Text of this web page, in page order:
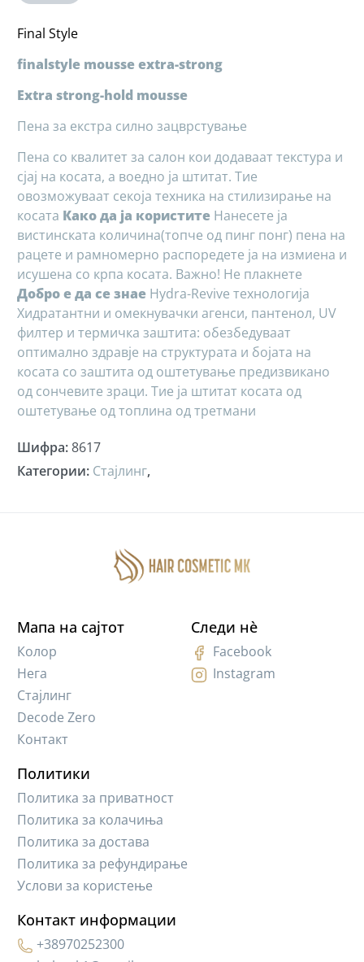
Final Style
finalstyle mousse extra-strong
Extra strong-hold mousse
Пена за екстра силно зацврстување
Пена со квалитет за салон кои додаваат текстура и
сјај на косата, а воедно ја штитат. Тие
овозможуваат секоја техника на стилизирање на
косата Како да ја користите Нанесете ја
вистинската количина(топче од пинг понг) пена на
рацете и рамномерно распоредете ја на измиена и
исушена со крпа косата. Важно! Не плакнете
Добро е да се знае Hydra-Revive технологија
Хидратантни и омекнувачки агенси, пантенол, UV
филтер и термичка заштита: обезбедуваат
оптимално здравје на структурата и бојата на
косата со заштита од оштетување предизвикано
од сончевите зраци. Тие ја штитат косата од
оштетување од топлина од третмани
Шифра:8617
Категории: Стајлинг,
Мапа на сајтот
Колор
Нега
Стајлинг
Decode Zero
Контакт
Политики
Политика за приватност
Политика за колачиња
Политика за достава
Политика за рефундирање
Услови за користење
Контакт информации
+38970252300
Следи нè
Facebook
Instagram